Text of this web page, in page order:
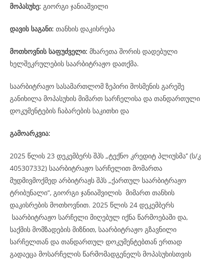
მოპასუხე: გიორგი ჯანიაშვილი
დავის საგანი: თანხის დაკისრება
მოთხოვნის საფუძველი: მხარეთა შორის დადებული
ხელშეკრულების საარბიტრაჟო დათქმა.
საარბიტრაჟო სასამართლომ ზეპირი მოსმენის გარეშე
განიხილა მოპასუხის მიმართ სარჩელისა და თანდართული
დოკუმენტების ჩაბარების საკითხი და
გამოარკვია:
2025 წლის 23 დეკემბერს შპს „ტექნო კრედიტ პლიუსმა’’ (ს/კ
405307332) საარბიტრაჟო სარჩელით მომართა
მუდმივმოქმედ არბიტრაჟს შპს „ქართულ საარბიტრაჟო
ტრიბუნალი“, გიორგი ჯანიაშვილის მიმართ თანხის
დაკისრების მოთხოვნით. 2025 წლის 24 დეკემბერს
საარბიტრაჟო სარჩელი მიღებულ იქნა წარმოებაში და,
საქმის მომზადების მიზნით, საარბიტრაჟო გზავნილი
სარჩელთან და თანდართულ დოკუმენტებთან ერთად
გადაეცა მოსარჩელის წარმომადგენელს მოპასუხისთვის